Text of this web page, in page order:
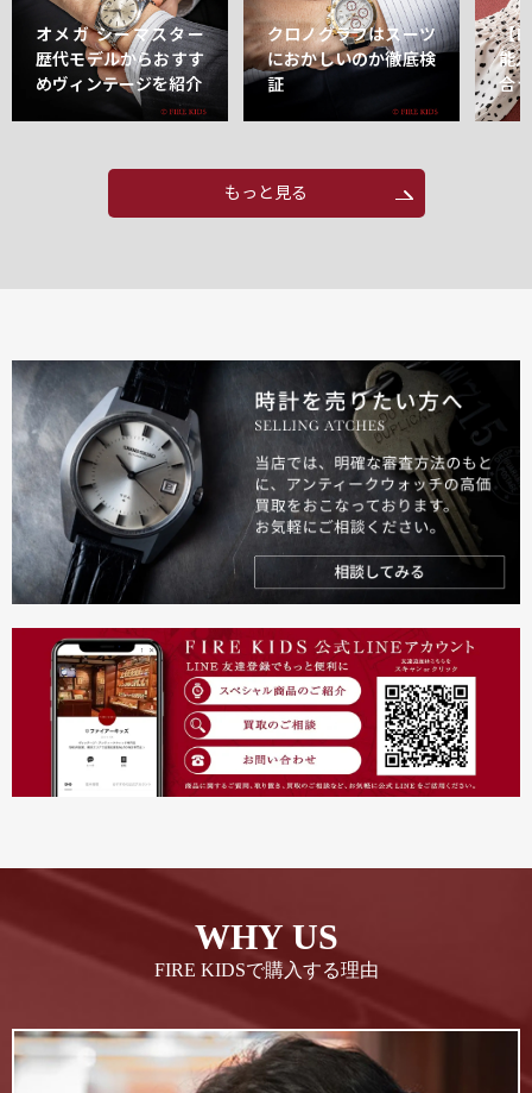
オメガ シーマスター
歴代モデルからおすす
めヴィンテージを紹介
クロノグラフはスーツ
におかしいのか徹底検
証
【
能
合
もっと見る
WHY US
FIRE KIDSで購入する理由